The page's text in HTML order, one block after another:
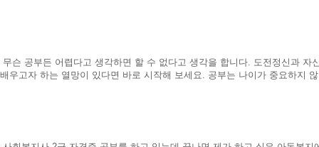
무슨 공부든 어렵다고 생각하면 할 수 없다고 생각을 합니다. 도전정신과 자
배우고자 하는 열망이 있다면 바로 시작해 보세요. 공부는 나이가 중요하지